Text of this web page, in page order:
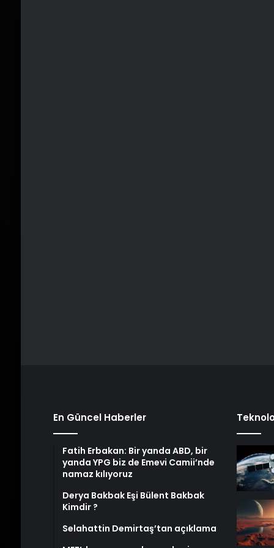
En Güncel Haberler
Fatih Erbakan: Bir yanda ABD, bir
yanda YPG biz de Emevi Camii’nde
namaz kılıyoruz
Derya Bakbak Eşi Bülent Bakbak
Kimdir ?
Selahattin Demirtaş’tan açıklama